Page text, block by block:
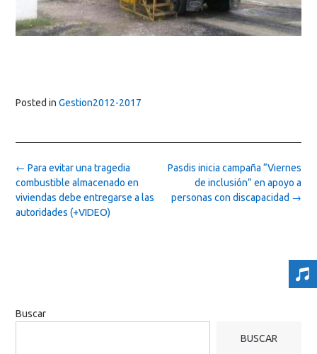
Posted in Gestion2012-2017
Post
navigation
Pasdis inicia campaña “Viernes
de inclusión” en apoyo a
personas con discapacidad →
← Para evitar una tragedia
combustible almacenado en
viviendas debe entregarse a las
autoridades (+VIDEO)
Buscar
BUSCAR